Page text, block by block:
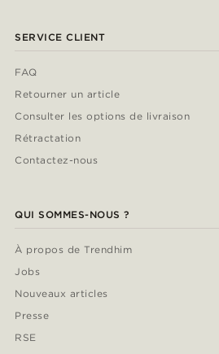
SERVICE CLIENT
FAQ
Retourner un article
Consulter les options de livraison
Rétractation
Contactez-nous
QUI SOMMES-NOUS ?
À propos de Trendhim
Jobs
Nouveaux articles
Presse
RSE